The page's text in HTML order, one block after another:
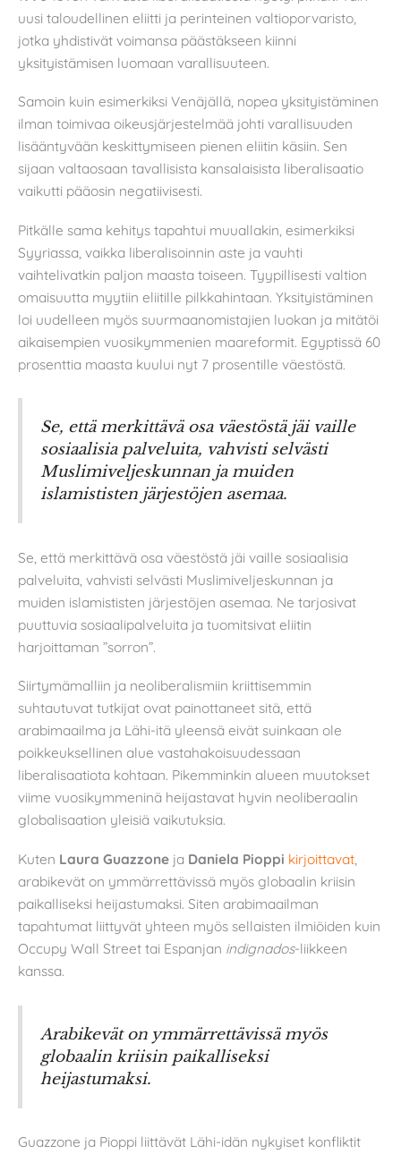
uusi taloudellinen eliitti ja perinteinen valtioporvaristo,
jotka yhdistivät voimansa päästäkseen kiinni
yksityistämisen luomaan varallisuuteen.
Samoin kuin esimerkiksi Venäjällä, nopea yksityistäminen
ilman toimivaa oikeusjärjestelmää johti varallisuuden
lisääntyvään keskittymiseen pienen eliitin käsiin. Sen
sijaan valtaosaan tavallisista kansalaisista liberalisaatio
vaikutti pääosin negatiivisesti.
Pitkälle sama kehitys tapahtui muuallakin, esimerkiksi
Syyriassa, vaikka liberalisoinnin aste ja vauhti
vaihtelivatkin paljon maasta toiseen. Tyypillisesti valtion
omaisuutta myytiin eliitille pilkkahintaan. Yksityistäminen
loi uudelleen myös suurmaanomistajien luokan ja mitätöi
aikaisempien vuosikymmenien maareformit. Egyptissä 60
prosenttia maasta kuului nyt 7 prosentille väestöstä.
Se, että merkittävä osa väestöstä jäi vaille
sosiaalisia palveluita, vahvisti selvästi
Muslimiveljeskunnan ja muiden
islamististen järjestöjen asemaa.
Se, että merkittävä osa väestöstä jäi vaille sosiaalisia
palveluita, vahvisti selvästi Muslimiveljeskunnan ja
muiden islamististen järjestöjen asemaa. Ne tarjosivat
puuttuvia sosiaalipalveluita ja tuomitsivat eliitin
harjoittaman ”sorron”.
Siirtymämalliin ja neoliberalismiin kriittisemmin
suhtautuvat tutkijat ovat painottaneet sitä, että
arabimaailma ja Lähi-itä yleensä eivät suinkaan ole
poikkeuksellinen alue vastahakoisuudessaan
liberalisaatiota kohtaan. Pikemminkin alueen muutokset
viime vuosikymmeninä heijastavat hyvin neoliberaalin
globalisaation yleisiä vaikutuksia.
Kuten Laura Guazzone ja Daniela Pioppi kirjoittavat,
arabikevät on ymmärrettävissä myös globaalin kriisin
paikalliseksi heijastumaksi. Siten arabimaailman
tapahtumat liittyvät yhteen myös sellaisten ilmiöiden kuin
Occupy Wall Street tai Espanjan indignados-liikkeen
kanssa.
Arabikevät on ymmärrettävissä myös
globaalin kriisin paikalliseksi
heijastumaksi.
Guazzone ja Pioppi liittävät Lähi-idän nykyiset konfliktit